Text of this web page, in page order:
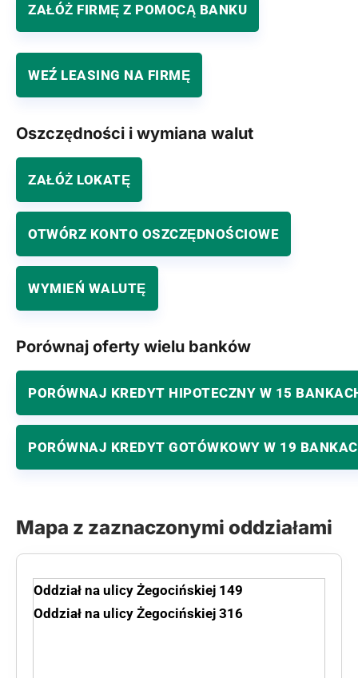
ZAŁÓŻ FIRMĘ Z POMOCĄ BANKU
WEŹ LEASING NA FIRMĘ
Oszczędności i wymiana walut
ZAŁÓŻ LOKATĘ
OTWÓRZ KONTO OSZCZĘDNOŚCIOWE
WYMIEŃ WALUTĘ
Porównaj oferty wielu banków
PORÓWNAJ KREDYT HIPOTECZNY W 15
PORÓWNAJ KREDYT GOTÓWKOWY W 19
Mapa z zaznaczonymi oddziałami
Oddział na ulicy Żegocińskiej 149
Oddział na ulicy Żegocińskiej 316